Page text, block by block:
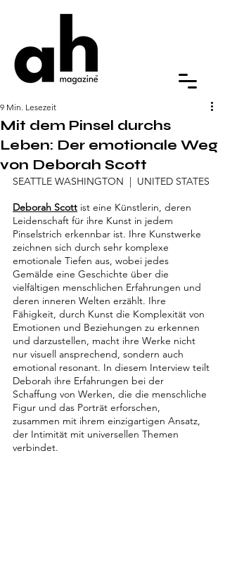
Mit dem Pinsel durchs
Leben: Der emotionale Weg
von Deborah Scott
9 Min. Lesezeit
SEATTLE WASHINGTON  |  UNITED STATES
Deborah Scott ist eine Künstlerin, deren
Leidenschaft für ihre Kunst in jedem
Pinselstrich erkennbar ist. Ihre Kunstwerke
zeichnen sich durch sehr komplexe
emotionale Tiefen aus, wobei jedes
Gemälde eine Geschichte über die
vielfältigen menschlichen Erfahrungen und
deren inneren Welten erzählt. Ihre
Fähigkeit, durch Kunst die Komplexität von
Emotionen und Beziehungen zu erkennen
und darzustellen, macht ihre Werke nicht
nur visuell ansprechend, sondern auch
emotional resonant. In diesem Interview teilt
Deborah ihre Erfahrungen bei der
Schaffung von Werken, die die menschliche
Figur und das Porträt erforschen,
zusammen mit ihrem einzigartigen Ansatz,
der Intimität mit universellen Themen
verbindet.